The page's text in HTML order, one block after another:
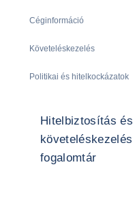
Céginformáció
Követeléskezelés
Politikai és hitelkockázatok
Hitelbiztosítás és
követeléskezelés
fogalomtár